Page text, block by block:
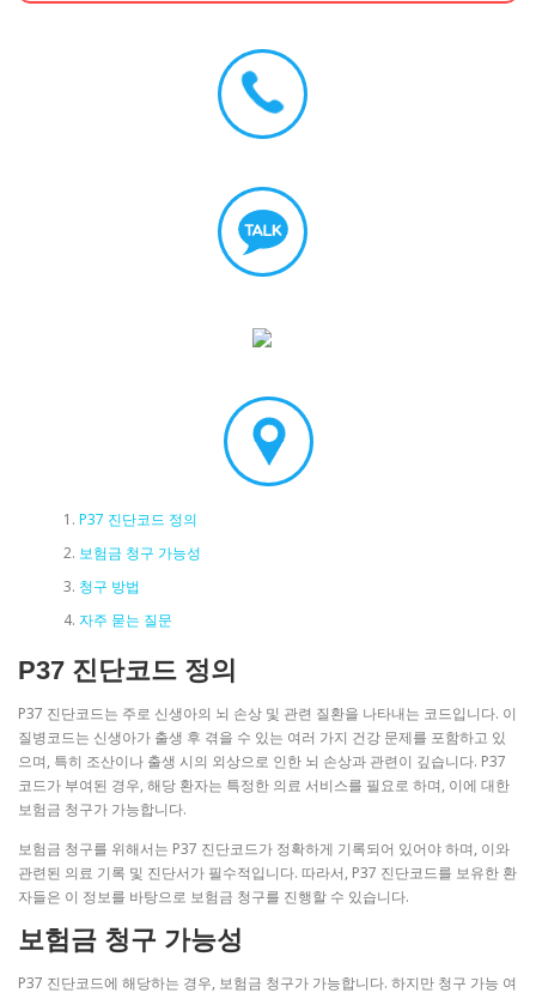
P37 진단코드 정의
보험금 청구 가능성
청구 방법
자주 묻는 질문
P37 진단코드 정의
P37 진단코드는 주로 신생아의 뇌 손상 및 관련 질환을 나타내는 코드입니다. 이
질병코드는 신생아가 출생 후 겪을 수 있는 여러 가지 건강 문제를 포함하고 있
으며, 특히 조산이나 출생 시의 외상으로 인한 뇌 손상과 관련이 깊습니다. P37
코드가 부여된 경우, 해당 환자는 특정한 의료 서비스를 필요로 하며, 이에 대한
보험금 청구가 가능합니다.
보험금 청구를 위해서는 P37 진단코드가 정확하게 기록되어 있어야 하며, 이와
관련된 의료 기록 및 진단서가 필수적입니다. 따라서, P37 진단코드를 보유한 환
자들은 이 정보를 바탕으로 보험금 청구를 진행할 수 있습니다.
보험금 청구 가능성
P37 진단코드에 해당하는 경우, 보험금 청구가 가능합니다. 하지만 청구 가능 여